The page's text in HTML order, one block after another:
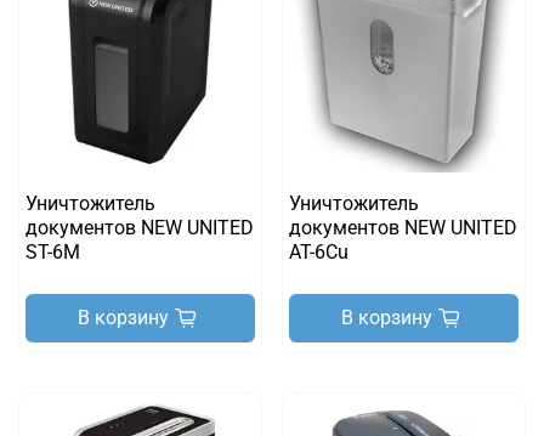
Уничтожитель
документов NEW UNITED
ST-6M
В корзину
Уничтожитель
документов NEW UNITED
AT-6Cu
В корзину